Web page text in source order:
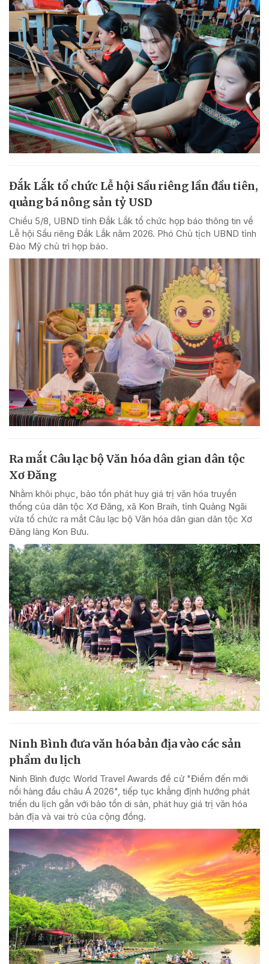
Đắk Lắk tổ chức Lễ hội Sầu riêng lần đầu tiên,
quảng bá nông sản tỷ USD
Chiều 5/8, UBND tỉnh Đắk Lắk tổ chức họp báo thông tin về
Lễ hội Sầu riêng Đắk Lắk năm 2026. Phó Chủ tịch UBND tỉnh
Đào Mỹ chủ trì họp báo.
Ra mắt Câu lạc bộ Văn hóa dân gian dân tộc
Xơ Đăng
Nhằm khôi phục, bảo tồn phát huy giá trị văn hóa truyền
thống của dân tộc Xơ Đăng, xã Kon Braih, tỉnh Quảng Ngãi
vừa tổ chức ra mắt Câu lạc bộ Văn hóa dân gian dân tộc Xơ
Đăng làng Kon Bưu.
Ninh Bình đưa văn hóa bản địa vào các sản
phẩm du lịch
Ninh Bình được World Travel Awards đề cử "Điểm đến mới
nổi hàng đầu châu Á 2026", tiếp tục khẳng định hướng phát
triển du lịch gắn với bảo tồn di sản, phát huy giá trị văn hóa
bản địa và vai trò của cộng đồng.